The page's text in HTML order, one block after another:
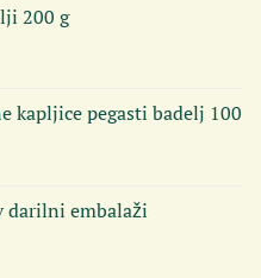
200 g
kapljice pegasti badelj 100
darilni embalaži